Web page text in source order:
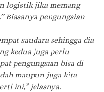
logistik jika memang
Biasanya pengungsian
saudara sehingga dia
kedua juga perlu
pengungsian bisa di
maupun juga kita
ini,” jelasnya.